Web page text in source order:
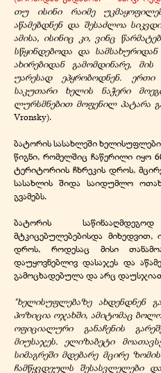
თუ ისინი რაიმე
აწამებდნენ და შესაძლოა
ამისა, ისინიც კი, ვინც
სწყინდებოდა და
ახირებიდან გამომდინარე,
უარესად ეპყრობოდნენ.
საკუთარი ხელის ნაჭერი
ლურსმნებით მოფენილ პატარა
Vronsky).
ბატორის სასახლეში
წიგნი, რომელშიც ჩაწერილი იყო
ტერიტორიის ჩხრეკის დროს,
სასახლის შიდა საიდუმლო
გვამებს.
ბატორის
მტკიცებულებებისდა
დროს, როდესაც მისი
დაუყოვნებლივ დასაჯეს და
გამოცხადებულა და არც
"ხელისუფლებაზე ახდენდნენ
პოზიცია ოჯახში, ამიტომაც
ოფიციალური განაჩენის
მიუსაჯეს. ელიზაბეტი
სიმაგრეში მდებარე მცირე
ჩამწყვდეულს შესასვლელები